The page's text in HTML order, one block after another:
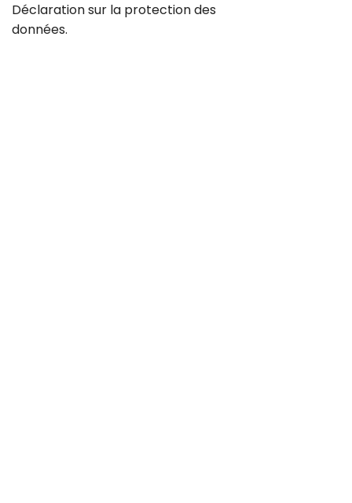
Déclaration sur la protection des
données.